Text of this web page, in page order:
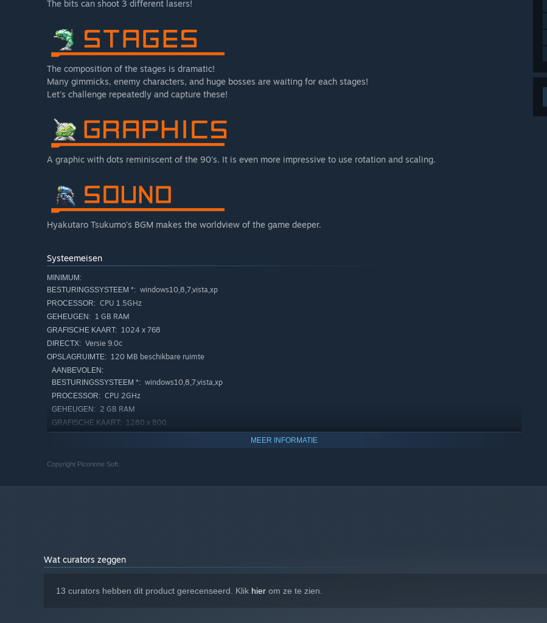
The bits can shoot 3 different lasers!
The composition of the stages is dramatic!
Many gimmicks, enemy characters, and huge bosses are waiting for each stages!
Let's challenge repeatedly and capture these!
A graphic with dots reminiscent of the 90's. It is even more impressive to use rotation and scaling.
Hyakutaro Tsukumo's BGM makes the worldview of the game deeper.
Systeemeisen
MINIMUM:
BESTURINGSSYSTEEM *: windows10,8,7,vista,xp
PROCESSOR: CPU 1.5GHz
GEHEUGEN: 1 GB RAM
GRAFISCHE KAART: 1024 x 768
DIRECTX: Versie 9.0c
OPSLAGRUIMTE: 120 MB beschikbare ruimte
AANBEVOLEN:
BESTURINGSSYSTEEM *: windows10,8,7,vista,xp
PROCESSOR: CPU 2GHz
GEHEUGEN: 2 GB RAM
GRAFISCHE KAART: 1280 x 800
* Vanaf 1 januari 2024 ondersteunt de Steam-client alleen Windows 10 en latere versies.
MEER INFORMATIE
Copyright Picorinne Soft.
Wat curators zeggen
13 curators hebben dit product gerecenseerd. Klik hier om ze te zien.